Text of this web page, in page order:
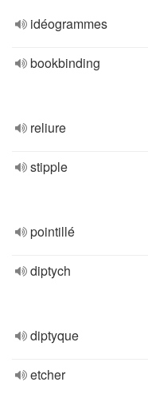
idéogrammes
bookbinding
reliure
stipple
pointillé
diptych
diptyque
etcher